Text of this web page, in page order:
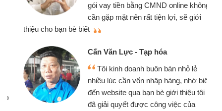
gói vay tiền bằng CMND online không
cần gặp mặt nên rất tiện lợi, sẽ giới
thiệu cho bạn bè biết
Cấn Văn Lực - Tạp hóa
Tôi kinh doanh buôn bán nhỏ lẻ
nhiều lúc cần vốn nhập hàng, nhờ biết
đến website qua bạn bè giới thiệu tôi
đã giải quyết được công việc của